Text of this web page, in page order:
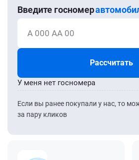
Введите госномер
А 000 АА 00
Рассчитать
Если вы ранее покупали у нас, то
за пару кликов
У меня нет госномера